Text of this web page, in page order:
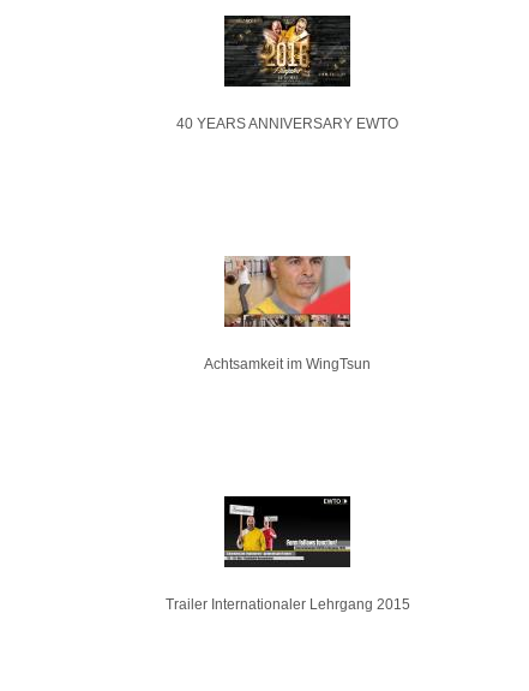
40 YEARS ANNIVERSARY EWTO
Achtsamkeit im WingTsun
Trailer Internationaler Lehrgang 2015